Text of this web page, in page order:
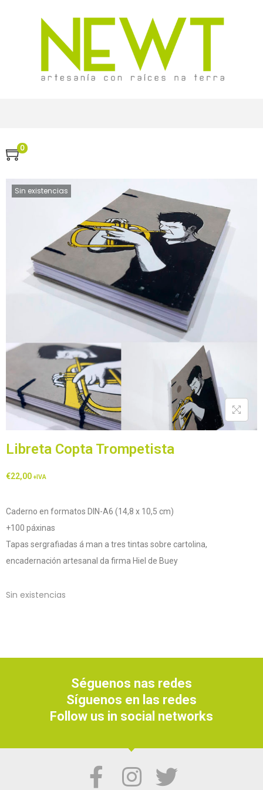
0
Sin existencias
Libreta Copta Trompetista
€22,00 +IVA
Caderno en formatos DIN-A6 (14,8 x 10,5 cm)
+100 páxinas
Tapas sergrafiadas á man a tres tintas sobre cartolina,
encadernación artesanal da firma Hiel de Buey
Sin existencias
Séguenos nas redes
Síguenos en las redes
Follow us in social networks